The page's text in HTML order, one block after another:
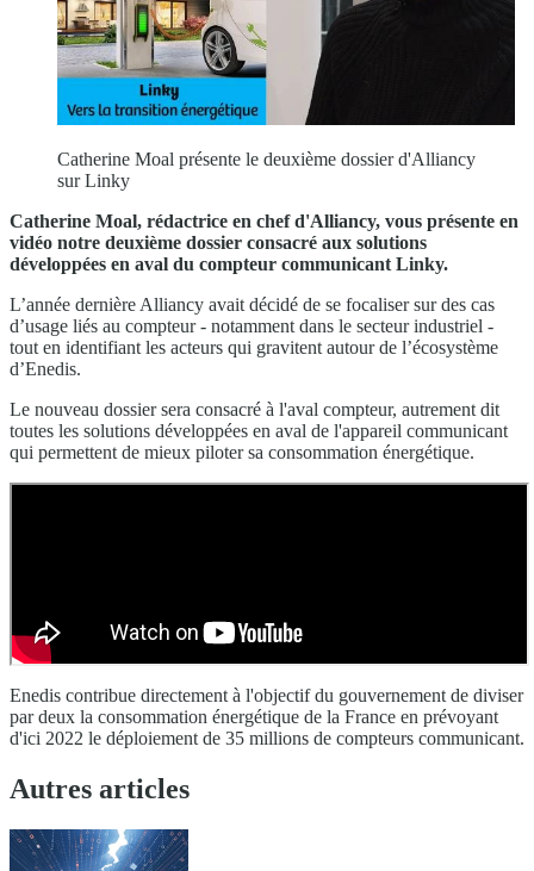
Catherine Moal présente le deuxième dossier d'Alliancy
sur Linky
Catherine Moal, rédactrice en chef d'Alliancy, vous présente en
vidéo notre deuxième dossier consacré aux solutions
développées en aval du compteur communicant Linky.
L’année dernière Alliancy avait décidé de se focaliser sur des cas
d’usage liés au compteur - notamment dans le secteur industriel -
tout en identifiant les acteurs qui gravitent autour de l’écosystème
d’Enedis.
Le nouveau dossier sera consacré à l'aval compteur, autrement dit
toutes les solutions développées en aval de l'appareil communicant
qui permettent de mieux piloter sa consommation énergétique.
Enedis contribue directement à l'objectif du gouvernement de diviser
par deux la consommation énergétique de la France en prévoyant
d'ici 2022 le déploiement de 35 millions de compteurs communicant.
Autres articles